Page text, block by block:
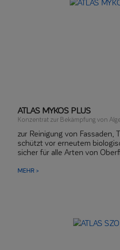
ATLAS MYKOS PLUS
Konzentrat zur Bekämpfung von
zur Reinigung von Fassaden,
schützt vor erneutem
sicher für alle Arten von
MEHR >